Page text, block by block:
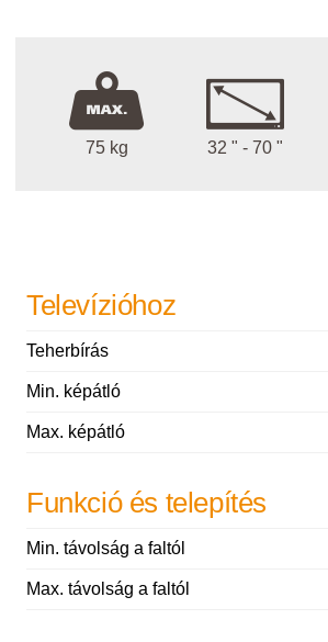
75 kg 32 " - 70 "
Televízióhoz
Teherbírás
Min. képátló
Max. képátló
Funkció és telepítés
Min. távolság a faltól
Max. távolság a faltól